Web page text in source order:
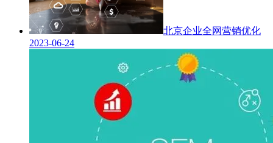
北京企业全网营销优化
2023-06-24